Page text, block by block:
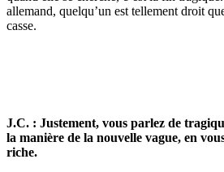
allemand, quelqu’un est tellement droit
casse.
J.C. : Justement, vous parlez de
la manière de la nouvelle vague, en
riche.